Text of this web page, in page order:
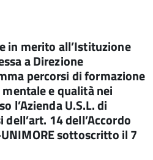
in merito all’Istituzione
a Direzione
percorsi di formazione
e qualità nei
l’Azienda U.S.L. di
14 dell’Accordo
sottoscritto il 7